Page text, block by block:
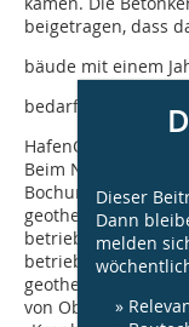
beigetragen, dass
bäude mit einem
bedarf von lediglich
HafenCity
Beim Neubau des
Bochum wird die
geothermische
betrieben.
betrieb während
geothermischen
von
Dieser
Dann
melden
»